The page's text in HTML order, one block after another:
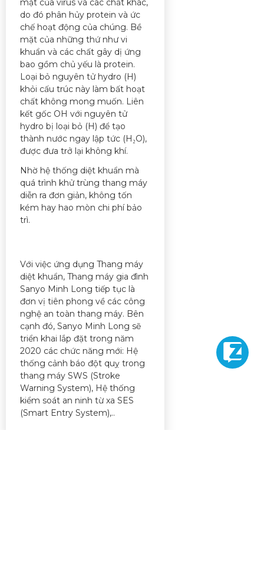
mặt của virus và các chất khác,
do đó phân hủy protein và ức
chế hoạt động của chúng. Bề
mặt của những thứ như vi
khuẩn và các chất gây dị ứng
bao gồm chủ yếu là protein.
Loại bỏ nguyên tử hydro (H)
khỏi cấu trúc này làm bất hoạt
chất không mong muốn. Liên
kết gốc OH với nguyên tử
hydro bị loại bỏ (H) để tạo
thành nước ngay lập tức (H₂O),
được đưa trở lại không khí.
Nhờ hệ thống diệt khuẩn mà
quá trình khử trùng thang máy
diễn ra đơn giản, không tốn
kém hay hao mòn chi phí bảo
trì.
Với việc ứng dụng Thang máy
diệt khuẩn, Thang máy gia đình
Sanyo Minh Long tiếp tục là
đơn vị tiên phong về các công
nghệ an toàn thang máy. Bên
cạnh đó, Sanyo Minh Long sẽ
triển khai lắp đặt trong năm
2020 các chức năng mới: Hệ
thống cảnh báo đột quỵ trong
thang máy SWS (Stroke
Warning System), Hệ thống
kiểm soát an ninh từ xa SES
(Smart Entry System),..